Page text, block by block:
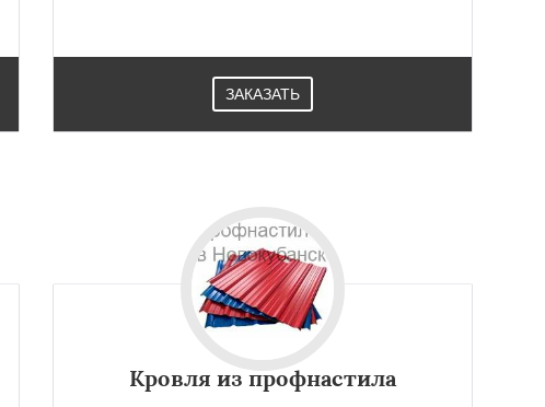
ЗАКАЗАТЬ
Кровля из профнастила